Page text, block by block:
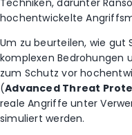
hochentwickelte
Um zu beurteilen, wie gut
komplexen Bedrohungen
zum Schutz vor
(Advanced Threat
reale Angriffe unter
simuliert werden.